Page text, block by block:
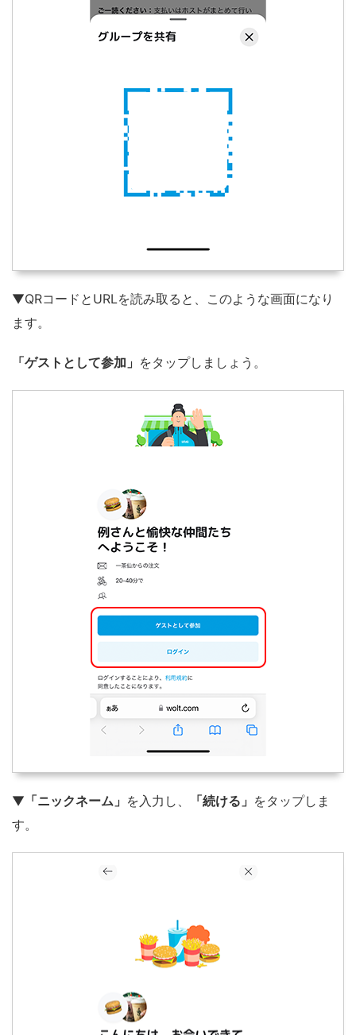
▼QRコードとURLを読み取ると、このような画面になり
ます。
「ゲストとして参加」 をタップしましょう。
▼ 「ニックネーム」 を入力し、 「続ける」 をタップしま
す。